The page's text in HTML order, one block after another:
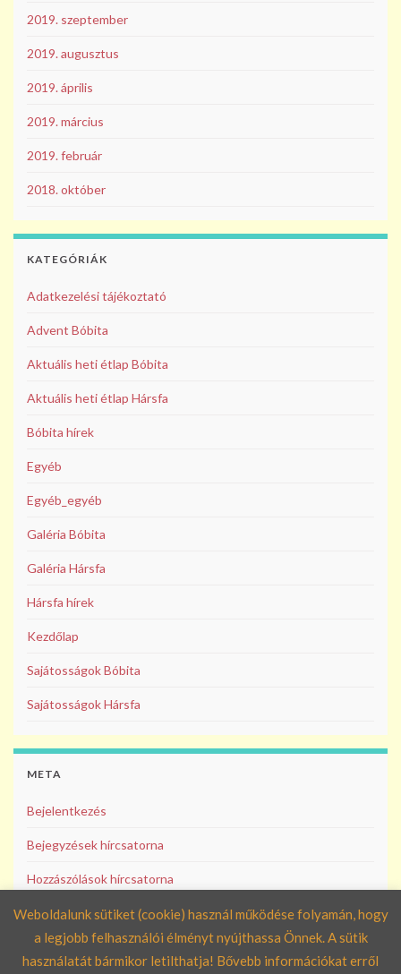
2019. szeptember
2019. augusztus
2019. április
2019. március
2019. február
2018. október
KATEGÓRIÁK
Adatkezelési tájékoztató
Advent Bóbita
Aktuális heti étlap Bóbita
Aktuális heti étlap Hársfa
Bóbita hírek
Egyéb
Egyéb_egyéb
Galéria Bóbita
Galéria Hársfa
Hársfa hírek
Kezdőlap
Sajátosságok Bóbita
Sajátosságok Hársfa
META
Bejelentkezés
Bejegyzések hírcsatorna
Hozzászólások hírcsatorna
WordPress Magyarország
Weboldalunk sütiket (cookie) használ működése folyamán, hogy
a legjobb felhasználói élményt nyújthassa Önnek. A sütik
használatát bármikor letilthatja! Bővebb információkat erről